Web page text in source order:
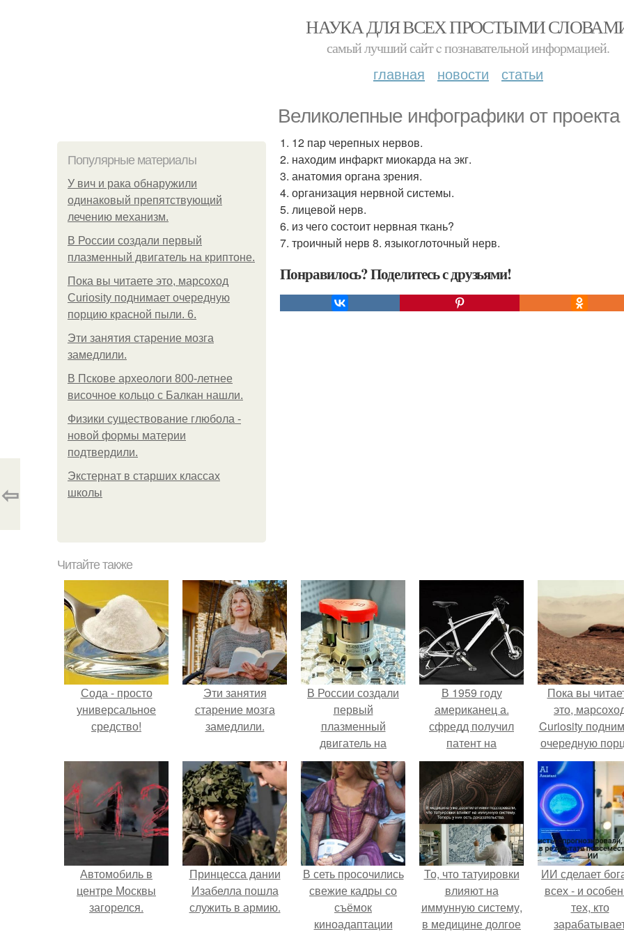
НАУКА ДЛЯ ВСЕХ ПРОСТЫМИ
самый лучший сайт c познавательной информацией.
главная новости статьи
Великолепные инфографики от
Популярные материалы
У вич и рака обнаружили
одинаковый препятствующий
лечению механизм.
В России создали первый
плазменный двигатель на криптоне.
Пока вы читаете это, марсоход
Curiosity поднимает очередную
порцию красной пыли. 6.
Эти занятия старение мозга
замедлили.
В Пскове археологи 800-летнее
височное кольцо с Балкан нашли.
Физики существование глюбола -
новой формы материи
подтвердили.
Экстернат в старших классах
школы
1. 12 пар черепных нервов.
2. находим инфаркт миокарда на экг.
3. анатомия органа зрения.
4. организация нервной системы.
5. лицевой нерв.
6. из чего состоит нервная ткань?
7. троичный нерв 8. языкоглоточный нерв.
Понравилось? Поделитесь с друзьями!
⇦
Читайте также
Сода - просто
универсальное
средство!
Эти занятия
старение мозга
замедлили.
В России создали
первый
плазменный
двигатель на
криптоне.
В 1959 году
американец а.
сфредд получил
патент на
квадратное колесо.
Пока вы
это,
Curiosity
очередную
красной пыли.
Автомобиль в
центре Москвы
загорелся.
Принцесса дании
Изабелла пошла
служить в армию.
В сеть просочились
свежие кадры со
съёмок
киноадаптации
То, что татуировки
влияют на
иммунную систему,
в медицине долгое
ИИ сделает
всех - и
тех, кто